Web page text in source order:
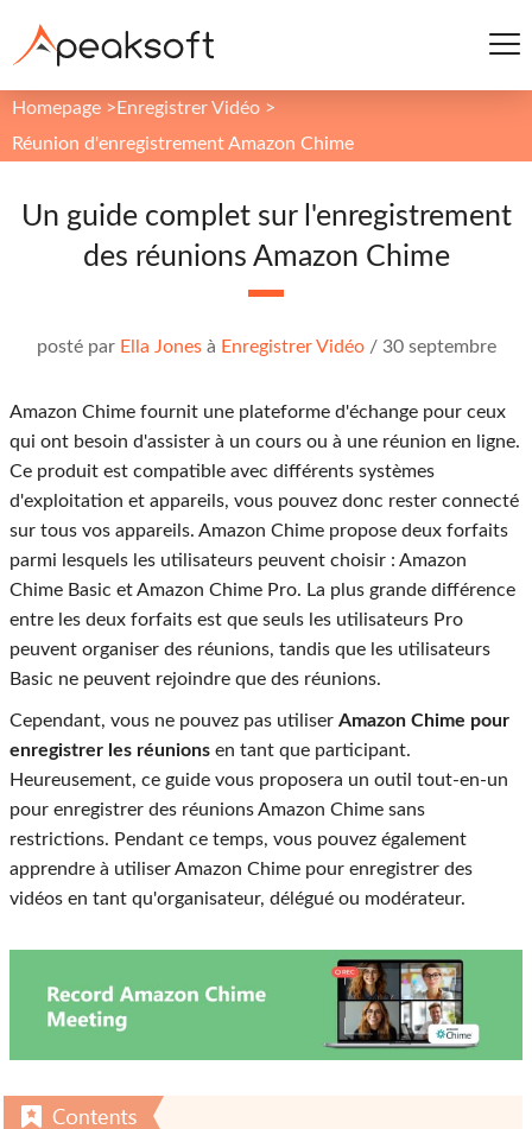
Homepage > Enregistrer Vidéo >
Réunion d'enregistrement Amazon Chime
Un guide complet sur l'enregistrement
des réunions Amazon Chime
posté par Ella Jonesà Enregistrer Vidéo/ 30 septembre
Amazon Chime fournit une plateforme d'échange pour ceux
qui ont besoin d'assister à un cours ou à une réunion en ligne.
Ce produit est compatible avec différents systèmes
d'exploitation et appareils, vous pouvez donc rester connecté
sur tous vos appareils. Amazon Chime propose deux forfaits
parmi lesquels les utilisateurs peuvent choisir : Amazon
Chime Basic et Amazon Chime Pro. La plus grande différence
entre les deux forfaits est que seuls les utilisateurs Pro
peuvent organiser des réunions, tandis que les utilisateurs
Basic ne peuvent rejoindre que des réunions.
Cependant, vous ne pouvez pas utiliser Amazon Chime pour
enregistrer les réunions en tant que participant.
Heureusement, ce guide vous proposera un outil tout-en-un
pour enregistrer des réunions Amazon Chime sans
restrictions. Pendant ce temps, vous pouvez également
apprendre à utiliser Amazon Chime pour enregistrer des
vidéos en tant qu'organisateur, délégué ou modérateur.